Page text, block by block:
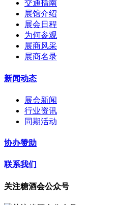
交通指南
展馆介绍
展会日程
为何参观
展商风采
展商名录
新闻动态
展会新闻
行业资讯
同期活动
协办赞助
联系我们
关注糖酒会公众号